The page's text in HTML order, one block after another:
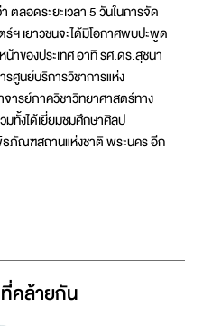
ลอดระยะเวลา 5 วันในการจัด
ฯ เยาวชนจะได้มีโอกาศพบปะพูด
าของประเทศ อาทิ รศ.ดร.สุชนา
ศูนย์บริการวิชาการแห่ง
ารย์ภาควิชาวิทยาศาสตร์ทาง
ทั้งได้เยี่ยมชมศึกษาศิลป
ภัณฑสถานแห่งชาติ พระนคร อีก
คล้ายกัน